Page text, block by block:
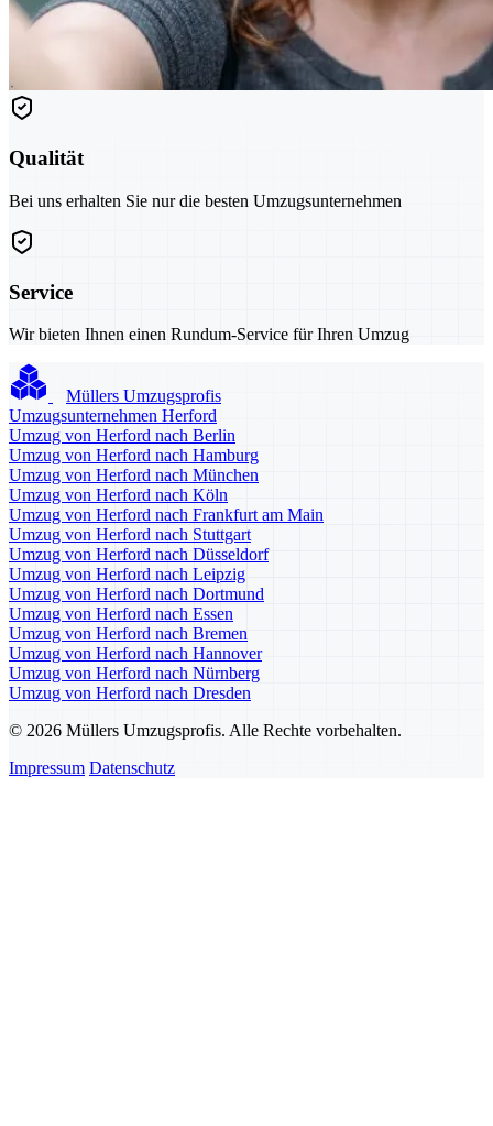
Qualität
Bei uns erhalten Sie nur die besten Umzugsunternehmen
Service
Wir bieten Ihnen einen Rundum-Service für Ihren Umzug
Müllers Umzugsprofis
Umzugsunternehmen Herford
Umzug von Herford nach Berlin
Umzug von Herford nach Hamburg
Umzug von Herford nach München
Umzug von Herford nach Köln
Umzug von Herford nach Frankfurt am Main
Umzug von Herford nach Stuttgart
Umzug von Herford nach Düsseldorf
Umzug von Herford nach Leipzig
Umzug von Herford nach Dortmund
Umzug von Herford nach Essen
Umzug von Herford nach Bremen
Umzug von Herford nach Hannover
Umzug von Herford nach Nürnberg
Umzug von Herford nach Dresden
© 2026 Müllers Umzugsprofis. Alle Rechte vorbehalten.
Impressum Datenschutz